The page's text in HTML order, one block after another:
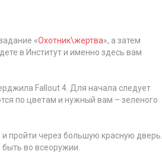
«Охотник\жертва», а затем
в Институт и именно здесь вам
Fallout 4. Для начала следует
по цветам и нужный вам – зеленого
пройти через большую красную дверь.
во всеоружии.